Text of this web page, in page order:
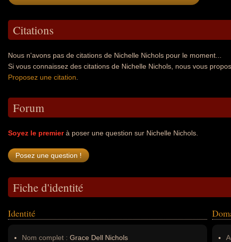
Citations
Nous n'avons pas de citations de Nichelle Nichols pour le moment...
Si vous connaissez des citations de Nichelle Nichols, nous vous
Proposez une citation
Forum
Soyez le premierà poser une question sur Nichelle Nichols.
Fiche d'identité
Identité
Nom complet : Grace Dell Nichols